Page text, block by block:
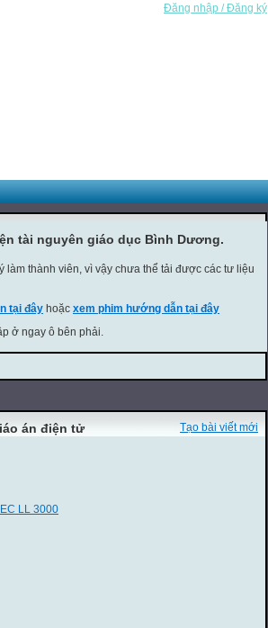
Đăng nhập / Đăng ký
tài nguyên giáo dục Bình Dương.
thành viên, vì vậy chưa thể tải được các tư liệu
tại đây hoặc xem phim hướng dẫn tại đây
ở ngay ô bên phải.
Tạo bài viết mới
án điện tử
LL 3000